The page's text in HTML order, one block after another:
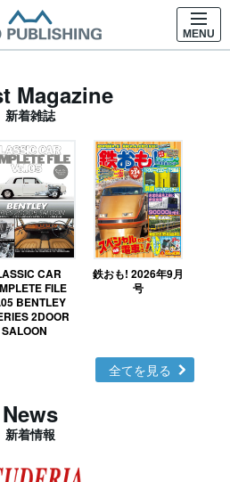
MENU
Magazine
新着雑誌
CAR
FILE
BENTLEY
2DOOR
SALOON
鉄おも! 2026年9月
号
全てを見る
News
新着情報